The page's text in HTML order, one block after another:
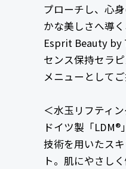
プローチし、心
かな美しさへ導く
Esprit Beauty by
センス保持セラ
メニューとしてご
＜水玉リフティ
ドイツ製「
技術を用いたス
ト。肌にやさし